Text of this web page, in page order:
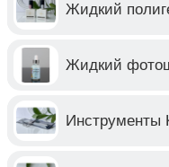
Жидкий
Жидкий
Инструменты